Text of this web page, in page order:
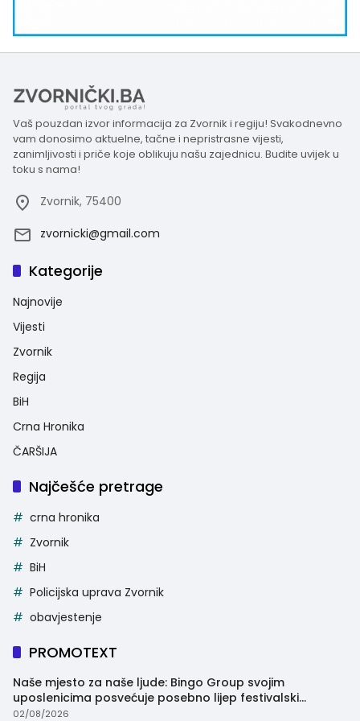
Vaš pouzdan izvor informacija za Zvornik i regiju! Svakodnevno
vam donosimo aktuelne, tačne i nepristrasne vijesti,
zanimljivosti i priče koje oblikuju našu zajednicu. Budite uvijek u
toku s nama!
Zvornik, 75400
zvornicki@gmail.com
Kategorije
Najnovije
Vijesti
Zvornik
Regija
BiH
Crna Hronika
ČARŠIJA
Najčešće pretrage
crna hronika
Zvornik
BiH
Policijska uprava Zvornik
obavjestenje
PROMOTEXT
Naše mjesto za naše ljude: Bingo Group svojim
uposlenicima posvećuje posebno lijep festivalski
trenutak
02/08/2026